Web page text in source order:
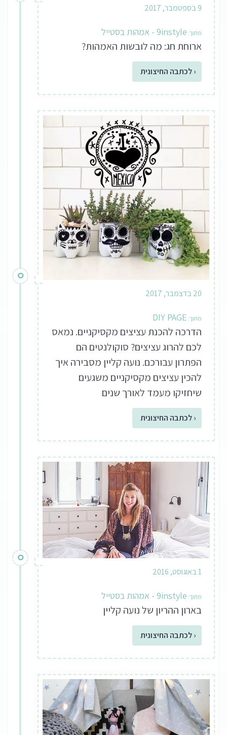
9 בספטמבר, 2017
9instyle - אמהות בסטייל
ארוחת חג: מה לובשות האמהות?
‹ לכתבה החיצונית
20 בדצמבר, 2017
DIY PAGE
הדרכה להכנת עציצים מקסיקניים. נמאס
לכם להרוג עציצים? סוקולנטים הם
הפתרון עבורכם. נועה קליין מסבירה איך
להכין עציצים מקסיקניים משגעים
שיחזיקו מעמד לאורך שנים
‹ לכתבה החיצונית
1 באוגוסט, 2016
9instyle - אמהות בסטייל
בארון ההריון של נועה קליין
‹ לכתבה החיצונית